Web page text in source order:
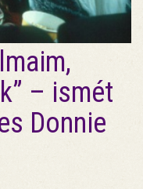
– ismét
Donnie